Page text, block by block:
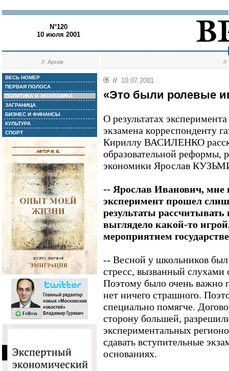
N°120
10 июля 2001
//Архив //
ВЕСЬ НОМЕР
ПЕРВАЯ ПОЛОСА
ПОЛИТИКА И ЭКОНОМИКА
ЗАГРАНИЦА
БИЗНЕС И ФИНАНСЫ
КУЛЬТУРА
СПОРТ
// 10.07.2001
«Это были ролевые
О результатах
экзамена корреспонденту
Кириллу ВАСИЛЕНКО
образовательной
экономики Ярослав
-- Ярослав Иванович, мне
эксперимент прошел
результаты рассчитывать
выглядело какой-то
мероприятием
-- Весной у школьников
стресс, вызванный слухами
Поэтому было очень важно
нет ничего страшного.
специально помягче.
сторону большей,
экспериментальных
сдавать вступительные
основаниях.